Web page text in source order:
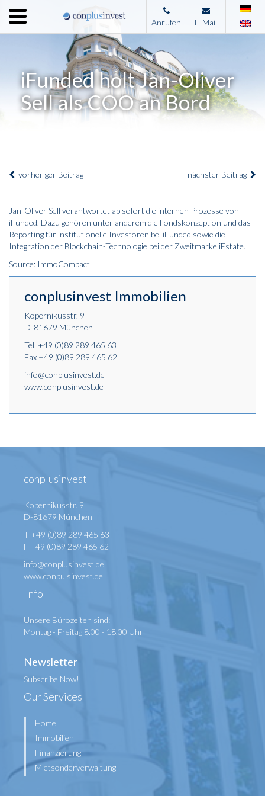
Menu
Home
Leistungen
Immobilienangebote
Kontakt
Anrufen E-Mail
iFunded holt Jan-Oliver
Sell als COO an Bord
vorheriger Beitrag nächster Beitrag
Jan-Oliver Sell verantwortet ab sofort die internen Prozesse von
iFunded. Dazu gehören unter anderem die Fondskonzeption und das
Reporting für institutionelle Investoren bei iFunded sowie die
Integration der Blockchain-Technologie bei der Zweitmarke iEstate.
Source: ImmoCompact
conplusinvest Immobilien
Kopernikusstr. 9
D-81679 München
Tel. +49 (0)89 289 465 63
Fax +49 (0)89 289 465 62
info@conplusinvest.de
www.conplusinvest.de
conplusinvest
Kopernikusstr. 9
D-81679 München
T +49 (0)89 289 465 63
F +49 (0)89 289 465 62
info@conplusinvest.de
www.conpulsinvest.de
Info
Unsere Bürozeiten sind:
Montag - Freitag 8.00 - 18.00 Uhr
Newsletter
Subscribe Now!
Our Services
Home
Immobilien
Finanzierung
Mietsonderverwaltung